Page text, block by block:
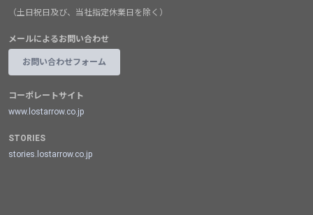
（土日祝日及び、当社指定休業日を除く）
メールによるお問い合わせ
お問い合わせフォーム
コーポレートサイト
www.lostarrow.co.jp
STORIES
stories.lostarrow.co.jp